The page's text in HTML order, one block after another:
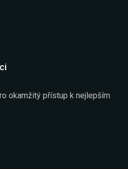
okamžitý přístup k nejlepším